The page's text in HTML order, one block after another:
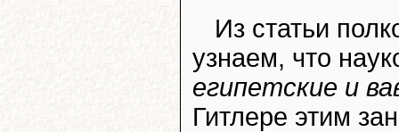
Из статьи
узнаем, что
египетские и
Гитлере этим